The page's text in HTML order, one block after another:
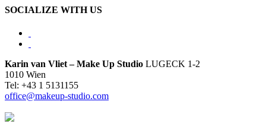
SOCIALIZE WITH US
Karin van Vliet – Make Up Studio LUGECK 1-2
1010 Wien
Tel: +43 1 5131155
office@makeup-studio.com